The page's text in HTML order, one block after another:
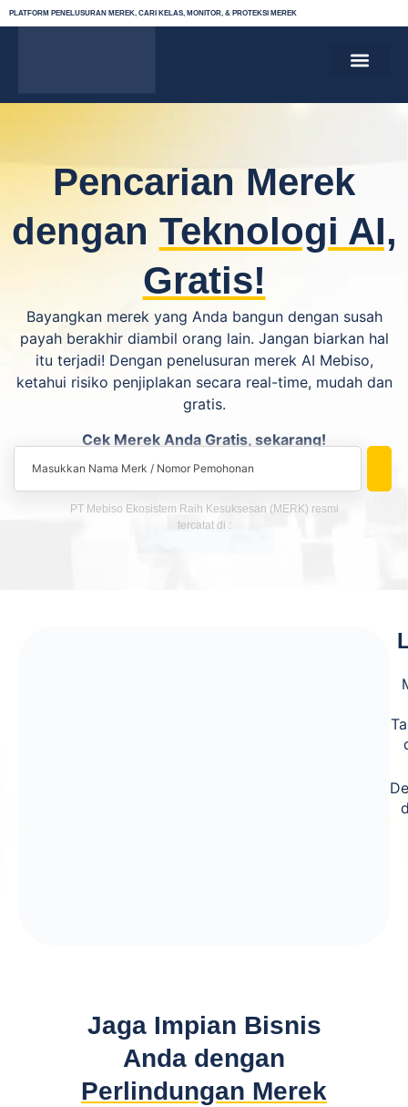
PLATFORM PENELUSURAN MEREK, CARI KELAS, MONITOR, & PROTEKSI MEREK
Pencarian Merek
dengan Teknologi AI,
Gratis!
Bayangkan merek yang Anda bangun dengan susah
payah berakhir diambil orang lain. Jangan biarkan hal
itu terjadi! Dengan penelusuran merek AI Mebiso,
ketahui risiko penjiplakan secara real-time, mudah dan
gratis.
Cek Merek Anda Gratis, sekarang!
PT Mebiso Ekosistem Raih Kesuksesan (MERK) resmi
tercatat di :
Jaga Impian Bisnis
Anda dengan
Perlindungan Merek